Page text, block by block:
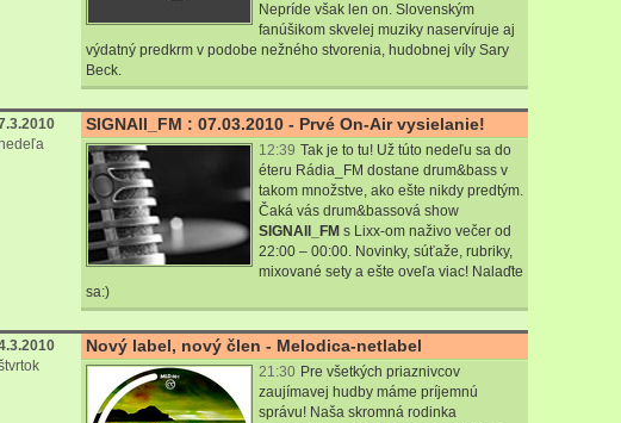
Nepríde však len on. Slovenským
fanúšikom skvelej muziky naservíruje aj
výdatný predkrm v podobe nežného stvorenia, hudobnej víly Sary
Beck.
SIGNAll_FM : 07.03.2010 - Prvé On-Air vysielanie!
12:39 Tak je to tu! Už túto nedeľu sa do
éteru Rádia_FM dostane drum&bass v
takom množstve, ako ešte nikdy predtým.
Čaká vás drum&bassová show
SIGNAll_FM s Lixx-om naživo večer od
22:00 – 00:00. Novinky, súťaže, rubriky,
mixované sety a ešte oveľa viac! Nalaďte
sa:)
Nový label, nový člen - Melodica-netlabel
21:30 Pre všetkých priaznivcov
zaujímavej hudby máme príjemnú
správu! Naša skromná rodinka